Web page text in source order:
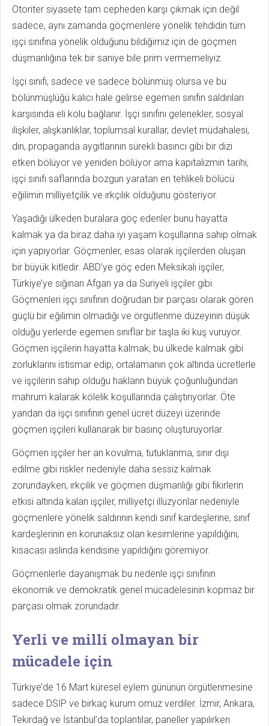
Otoriter siyasete tam cepheden karşı çıkmak için değil
sadece, aynı zamanda göçmenlere yönelik tehdidin tüm
işçi sınıfına yönelik olduğunu bildiğimiz için de göçmen
düşmanlığına tek bir saniye bile prim vermemeliyiz.
İşçi sınıfı, sadece ve sadece bölünmüş olursa ve bu
bölünmüşlüğü kalıcı hale gelirse egemen sınıfın saldırıları
karşısında eli kolu bağlanır. İşçi sınıfını gelenekler, sosyal
ilişkiler, alışkanlıklar, toplumsal kurallar, devlet müdahalesi,
din, propaganda aygıtlarının sürekli basıncı gibi bir dizi
etken bölüyor ve yeniden bölüyor ama kapitalizmin tarihi,
işçi sınıfı saflarında bozgun yaratan en tehlikeli bölücü
eğilimin milliyetçilik ve ırkçılık olduğunu gösteriyor.
Yaşadığı ülkeden buralara göç edenler bunu hayatta
kalmak ya da biraz daha iyi yaşam koşullarına sahip olmak
için yapıyorlar. Göçmenler, esas olarak işçilerden oluşan
bir büyük kitledir. ABD’ye göç eden Meksikalı işçiler,
Türkiye’ye sığınan Afgan ya da Suriyeli işçiler gibi.
Göçmenleri işçi sınıfının doğrudan bir parçası olarak gören
güçlü bir eğilimin olmadığı ve örgütlenme düzeyinin düşük
olduğu yerlerde egemen sınıflar bir taşla iki kuş vuruyor.
Göçmen işçilerin hayatta kalmak, bu ülkede kalmak gibi
zorluklarını istismar edip, ortalamanın çok altında ücretlerle
ve işçilerin sahip olduğu hakların büyük çoğunluğundan
mahrum kalarak kölelik koşullarında çalıştırıyorlar. Öte
yandan da işçi sınıfının genel ücret düzeyi üzerinde
göçmen işçileri kullanarak bir basınç oluşturuyorlar.
Göçmen işçiler her an kovulma, tutuklanma, sınır dışı
edilme gibi riskler nedeniyle daha sessiz kalmak
zorundayken, ırkçılık ve göçmen düşmanlığı gibi fikirlerin
etkisi altında kalan işçiler, milliyetçi illüzyonlar nedeniyle
göçmenlere yönelik saldırının kendi sınıf kardeşlerine, sınıf
kardeşlerinin en korunaksız olan kesimlerine yapıldığını,
kısacası aslında kendisine yapıldığını göremiyor.
Göçmenlerle dayanışmak bu nedenle işçi sınıfının
ekonomik ve demokratik genel mücadelesinin kopmaz bir
parçası olmak zorundadır.
Yerli ve milli olmayan bir
mücadele için
Türkiye’de 16 Mart küresel eylem gününün örgütlenmesine
sadece DSİP ve birkaç kurum omuz verdiler. İzmir, Ankara,
Tekirdağ ve İstanbul’da toplantılar, paneller yapılırken